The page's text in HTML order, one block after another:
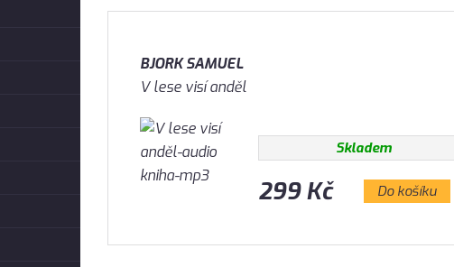
BJORK SAMUEL
V lese visí anděl
Skladem
299 Kč Do košíku